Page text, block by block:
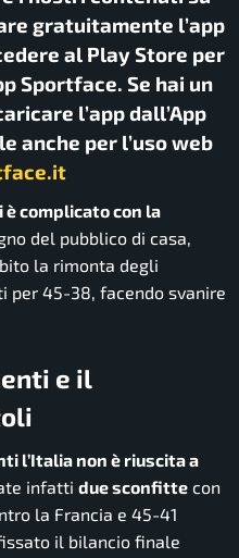
gratuitamente l’app
al Play Store per
Sportface. Se hai un
l’app dall’App
anche per l’uso web
è complicato con la
del pubblico di casa,
la rimonta degli
per 45-38, facendo svanire
e il
l’Italia non è riuscita a
infatti due sconfitte con
la Francia e 45-41
il bilancio finale